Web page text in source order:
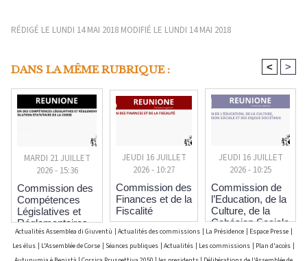
RÉDIGÉ LE LUNDI 14 MAI 2018 MODIFIÉ LE LUNDI 14 MAI 2018
DANS LA MÊME RUBRIQUE : < >
MARDI 21 JUILLET
2026 - 15:36
Commission des
Compétences
Législatives et
Réglementaires
et pour l’Evolution
Statutaire de la
Corse
JEUDI 16 JUILLET
2026 - 10:27
Commission des
Finances et de la
Fiscalité
JEUDI 16 JUILLET
2026 - 10:25
Commission de
l’Education, de la
Culture, de la
Cohésion Sociale
et des Enjeux
Sociétaux
Actualités Assemblea di Giuventù | Actualités des commissions | La Présidence | Espace Presse |
Les élus | L'Assemblée de Corse | Séances publiques | Actualités | Les commissions | Plan d'accès |